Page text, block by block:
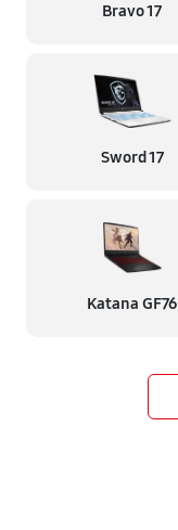
Bravo 17
Sword 17
Katana GF76